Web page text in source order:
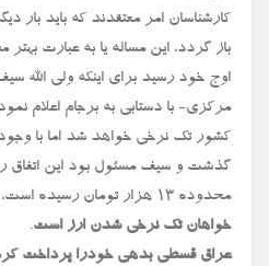
کارشناسان امر معتقدند که باید بار
باز گردد، این مساله یا به عبارت بهتر
اوج خود رسید برای اینکه ولی الله
گذشت و سیف مسئول بود این اتفاق
محدوده ۱۳ هزار تومان رسیده است،
خواهان تک نرخی شدن ارز است.
عراق قسطی بدهی خودرا پرداخت